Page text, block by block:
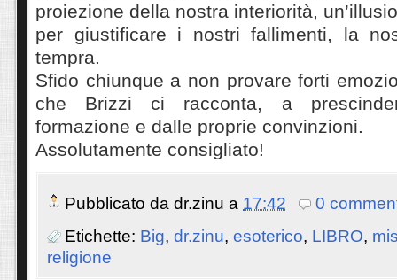
proiezione della nostra interiorità,
per giustificare i nostri fallimenti, la
tempra.
Sfido chiunque a non provare forti
che Brizzi ci racconta, a
formazione e dalle proprie convinzioni.
Assolutamente consigliato!
Pubblicato da dr.zinu a 17:42
0
Etichette: Big, dr.zinu, esoterico, LIBRO,
religione